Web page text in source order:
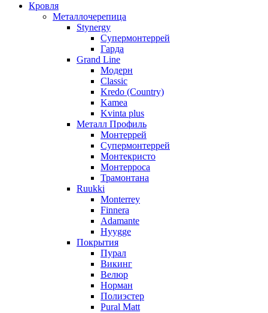
Кровля
Металлочерепица
Stynergy
Супермонтеррей
Гарда
Grand Line
Модерн
Classic
Kredo (Country)
Kamea
Kvinta plus
Металл Профиль
Монтеррей
Супермонтеррей
Монтекристо
Монтерроса
Трамонтана
Ruukki
Monterrey
Finnera
Adamante
Hyygge
Покрытия
Пурал
Викинг
Велюр
Норман
Полиэстер
Pural Matt